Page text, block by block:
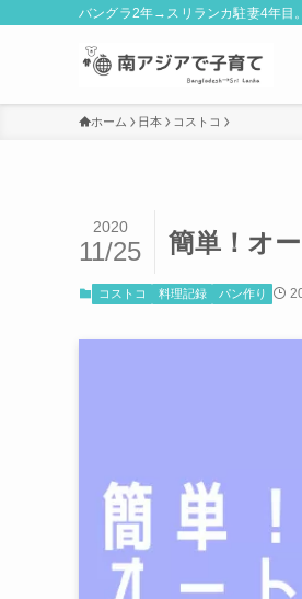
バングラ2年→スリランカ駐妻4年目
ホーム 日本 コストコ
簡単！オ
2020
11/25
コストコ 料理記録 パン作り